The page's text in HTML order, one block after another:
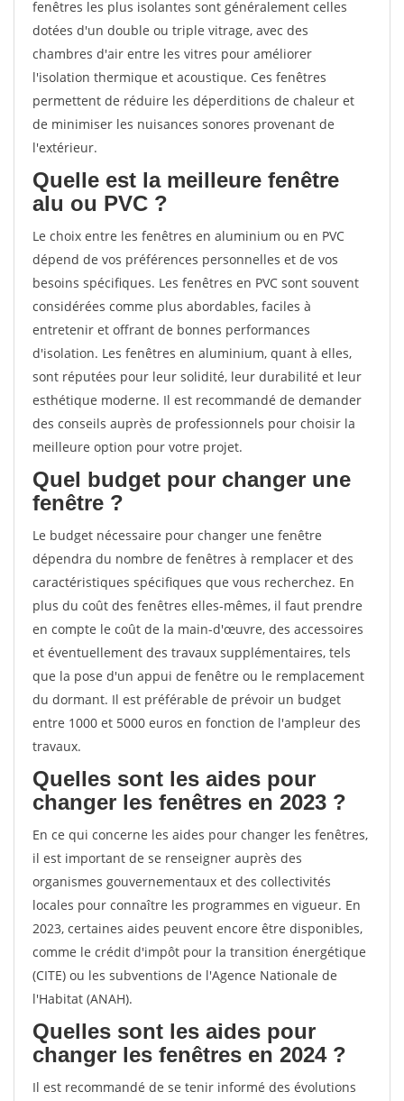
fenêtres les plus isolantes sont généralement celles
dotées d'un double ou triple vitrage, avec des
chambres d'air entre les vitres pour améliorer
l'isolation thermique et acoustique. Ces fenêtres
permettent de réduire les déperditions de chaleur et
de minimiser les nuisances sonores provenant de
l'extérieur.
Quelle est la meilleure fenêtre
alu ou PVC ?
Le choix entre les fenêtres en aluminium ou en PVC
dépend de vos préférences personnelles et de vos
besoins spécifiques. Les fenêtres en PVC sont souvent
considérées comme plus abordables, faciles à
entretenir et offrant de bonnes performances
d'isolation. Les fenêtres en aluminium, quant à elles,
sont réputées pour leur solidité, leur durabilité et leur
esthétique moderne. Il est recommandé de demander
des conseils auprès de professionnels pour choisir la
meilleure option pour votre projet.
Quel budget pour changer une
fenêtre ?
Le budget nécessaire pour changer une fenêtre
dépendra du nombre de fenêtres à remplacer et des
caractéristiques spécifiques que vous recherchez. En
plus du coût des fenêtres elles-mêmes, il faut prendre
en compte le coût de la main-d'œuvre, des accessoires
et éventuellement des travaux supplémentaires, tels
que la pose d'un appui de fenêtre ou le remplacement
du dormant. Il est préférable de prévoir un budget
entre 1000 et 5000 euros en fonction de l'ampleur des
travaux.
Quelles sont les aides pour
changer les fenêtres en 2023 ?
En ce qui concerne les aides pour changer les fenêtres,
il est important de se renseigner auprès des
organismes gouvernementaux et des collectivités
locales pour connaître les programmes en vigueur. En
2023, certaines aides peuvent encore être disponibles,
comme le crédit d'impôt pour la transition énergétique
(CITE) ou les subventions de l'Agence Nationale de
l'Habitat (ANAH).
Quelles sont les aides pour
changer les fenêtres en 2024 ?
Il est recommandé de se tenir informé des évolutions